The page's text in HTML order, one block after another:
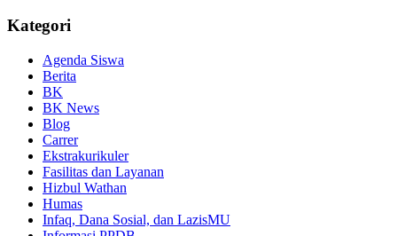
Kategori
Agenda Siswa
Berita
BK
BK News
Blog
Carrer
Ekstrakurikuler
Fasilitas dan Layanan
Hizbul Wathan
Humas
Infaq, Dana Sosial, dan LazisMU